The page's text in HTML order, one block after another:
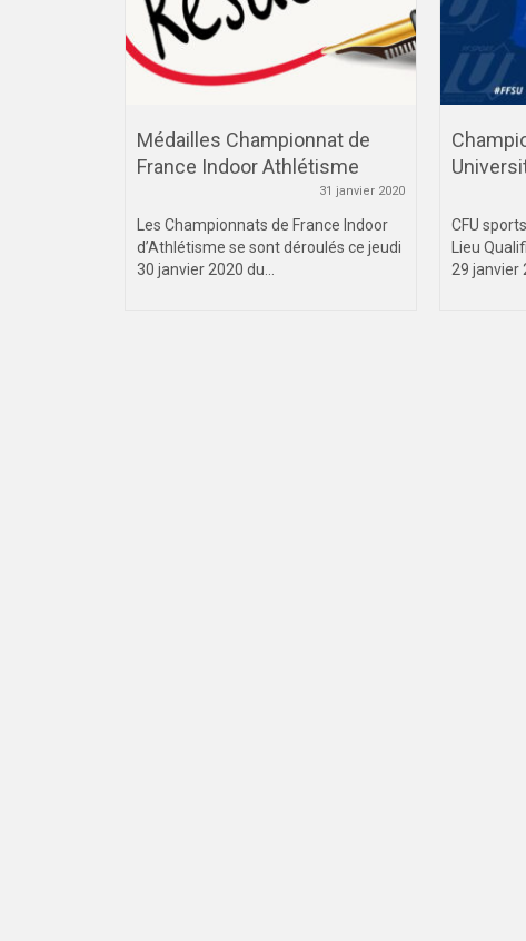
Médailles Championnat de
France Indoor Athlétisme
31 janvier 2020
Les Championnats de France Indoor
d’Athlétisme se sont déroulés ce jeudi
30 janvier 2020 du...
CFU
Lieu
29 janvier